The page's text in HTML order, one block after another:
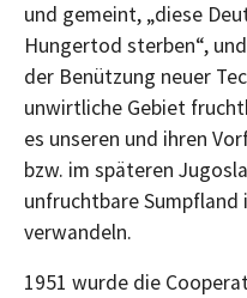
und gemeint, „diese
Hungertod sterben“,
der Benützung neuer
unwirtliche Gebiet
es unseren und ihren
bzw. im späteren
unfruchtbare Sumpfland
verwandeln.
1951 wurde die